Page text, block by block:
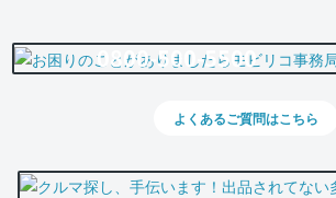
0800-500-5500
よくあるご質問はこちら